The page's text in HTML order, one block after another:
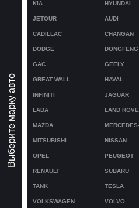
Выберите марку авто
KIA HYUNDAI
JETOUR AUDI
CADILLAC CHANGAN
DODGE DONGFENG
GAC GEELY
GREAT WALL HAVAL
INFINITI JAGUAR
LADA LAND
MAZDA
MITSUBISHI NISSAN
OPEL PEUGEOT
RENAULT SUBARU
TANK TESLA
VOLKSWAGEN VOLVO